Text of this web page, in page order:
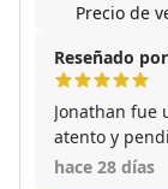
Precio de
Reseñado
Jonathan fue
atento y
informando
hace 28 días